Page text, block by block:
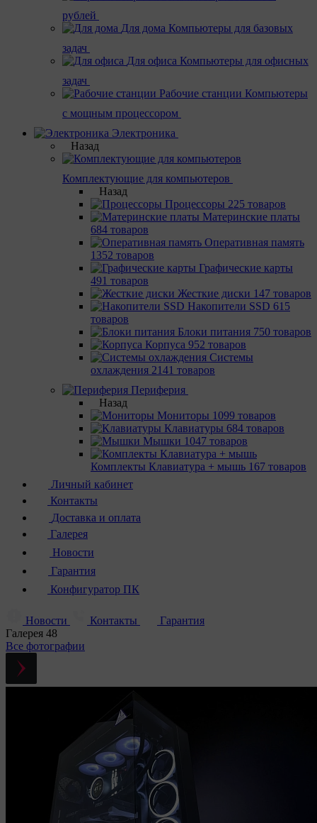
рублей
Для дома Компьютеры для базовых
задач
Для офиса Компьютеры для офисных
задач
Рабочие станции Компьютеры
с мощным процессором
Электроника
Назад
Комплектующие для компьютеров
Назад
Процессоры 225 товаров
Материнcкие платы
684 товаров
Оперативная память
1352 товаров
Графические карты
491 товаров
Жесткие диски 147 товаров
Накопители SSD 615
товаров
Блоки питания 750 товаров
Корпуса 952 товаров
Системы
охлаждения 2141 товаров
Периферия
Назад
Мониторы 1099 товаров
Клавиатуры 684 товаров
Мышки 1047 товаров
Комплекты Клавиатура + мышь 167 товаров
Личный кабинет
Контакты
Доставка и оплата
Галерея
Новости
Гарантия
Конфигуратор ПК
Новости Контакты
Гарантия
Галерея 48
Все фотографии